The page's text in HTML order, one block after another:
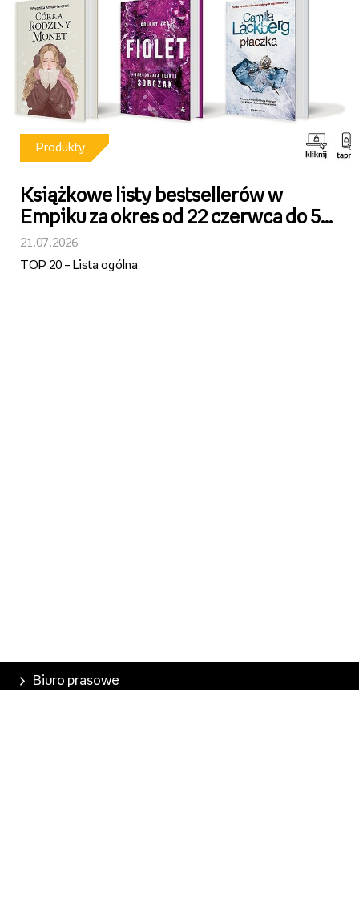
Produkty
Książkowe listy bestsellerów w
Empiku za okres od 22 czerwca do 5
lipca 2026 r.
21.07.2026
TOP 20 – Lista ogólna
Biuro prasowe